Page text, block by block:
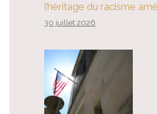
l’héritage du racisme
30 juillet 2026